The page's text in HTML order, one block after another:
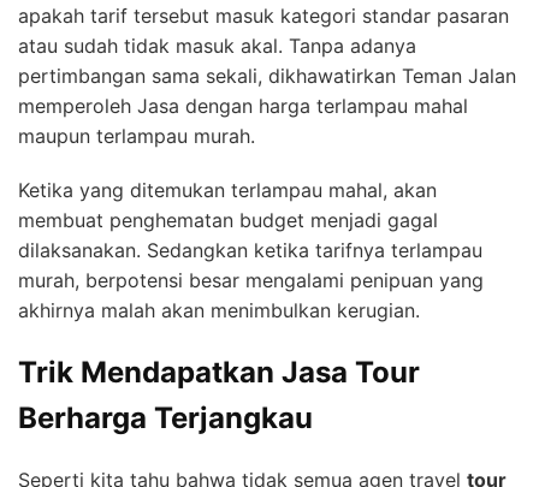
apakah tarif tersebut masuk kategori standar pasaran
atau sudah tidak masuk akal. Tanpa adanya
pertimbangan sama sekali, dikhawatirkan Teman Jalan
memperoleh Jasa dengan harga terlampau mahal
maupun terlampau murah.
Ketika yang ditemukan terlampau mahal, akan
membuat penghematan budget menjadi gagal
dilaksanakan. Sedangkan ketika tarifnya terlampau
murah, berpotensi besar mengalami penipuan yang
akhirnya malah akan menimbulkan kerugian.
Trik Mendapatkan Jasa Tour
Berharga Terjangkau
Seperti kita tahu bahwa tidak semua agen travel tour